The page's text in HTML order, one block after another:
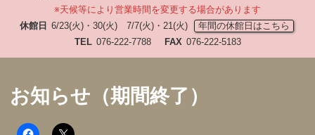
※天候等により営業時間を変更する場合があります
休館日 6/23(火)・30(火) 7/7(火)・21(火)
年間の休館日はこちら
TEL 076-222-7788 FAX 076-222-5183
お知らせ（期間終了）